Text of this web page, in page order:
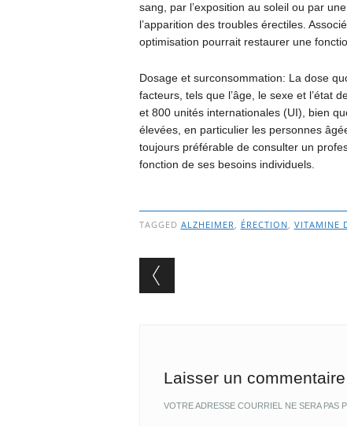
sang, par l’exposition au soleil ou par
l’apparition des troubles érectiles.
optimisation pourrait restaurer une
Dosage et surconsommation: La dose
facteurs, tels que l’âge, le sexe et l’état
et 800 unités internationales (UI), bien
élevées, en particulier les personnes
toujours préférable de consulter un
fonction de ses besoins individuels.
TAGGED ALZHEIMER, ÉRECTION, VITAMINE
Post navigation
Laisser un commentaire
VOTRE ADRESSE COURRIEL NE SERA PAS